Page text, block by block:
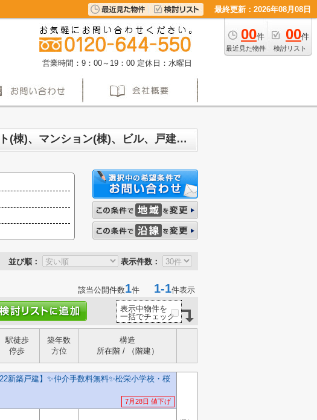
最終更新：2026年08月08日
00件
最近見た物件
00件
検討リスト
営業時間：9：00～19：00 定休日：水曜日
名古屋市昭和区長戸町 マンション、戸建、土地、投資マンション、アパート(棟)、マンション(棟)、ビル、戸建、店舗事務所、その他、土地一覧
並び順： 表示件数：
該当公開件数1件 1-1件表示
表示中物件を
一括でチェック
駅徒歩
停歩
築年数
方位
構造
所在階 / （階建）
新築戸建】✨️仲介手数料無料✨️松栄小学校・桜
7月28日 値下げ